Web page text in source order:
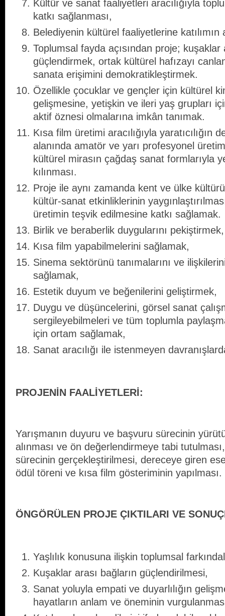
Kültür ve sanat faaliyetleri aracılığıyla
katkı sağlanması,
Belediyenin kültürel faaliyetlerine katılımın
Toplumsal fayda açısından proje; kuşaklar
güçlendirmek, ortak kültürel hafızayı
sanata erişimini demokratikleştirmek.
Özellikle çocuklar ve gençler için kültürel
gelişmesine, yetişkin ve ileri yaş grupları
aktif öznesi olmalarına imkân tanımak.
Kısa film üretimi aracılığıyla yaratıcılığın
alanında amatör ve yarı profesyonel
kültürel mirasın çağdaş sanat formlarıyla
kılınması.
Proje ile aynı zamanda kent ve ülke
kültür-sanat etkinliklerinin
üretimin teşvik edilmesine katkı sağlamak.
Birlik ve beraberlik duygularını pekiştirmek,
Kısa film yapabilmelerini sağlamak,
Sinema sektörünü tanımalarını ve
sağlamak,
Estetik duyum ve beğenilerini geliştirmek,
Duygu ve düşüncelerini, görsel sanat
sergileyebilmeleri ve tüm toplumla
için ortam sağlamak,
Sanat aracılığı ile istenmeyen
PROJENİN FAALİYETLERİ:
Yarışmanın duyuru ve başvuru sürecinin
alınması ve ön değerlendirmeye tabi
sürecinin gerçekleştirilmesi, dereceye giren
ödül töreni ve kısa film gösteriminin yapılması.
ÖNGÖRÜLEN PROJE ÇIKTILARI VE
Yaşlılık konusuna ilişkin toplumsal
Kuşaklar arası bağların güçlendirilmesi,
Sanat yoluyla empati ve duyarlılığın
hayatların anlam ve öneminin